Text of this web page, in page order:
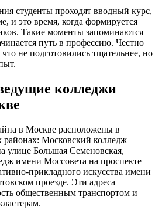
студенты проходят вводный курс,
и это время, когда формируется
Такие моменты запоминаются
путь в профессию. Честно
не подготовились тщательнее, но
колледжи
в Москве расположены в
Московский колледж
улице Большая Семеновская,
имени Моссовета на проспекте
прикладного искусства имени
проезде. Эти адреса
общественным транспортом и